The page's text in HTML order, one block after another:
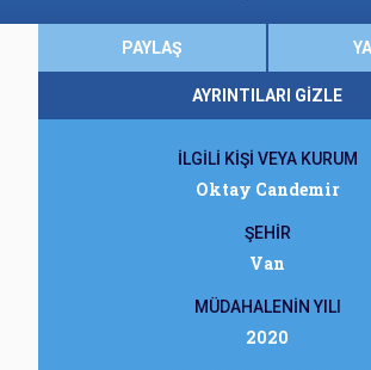
PAYLAŞ
AYRINTILARI GİZLE
İLGİLİ KİŞİ VEYA KURUM
Oktay Candemir
ŞEHİR
Van
MÜDAHALENİN YILI
2020